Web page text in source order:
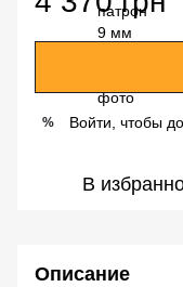
% Войти, чтобы
В
Описание